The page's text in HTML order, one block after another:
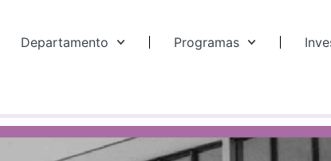
Departamento Programas